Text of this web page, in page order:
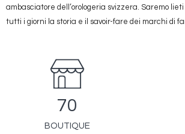
ambasciatore dell’orologeria svizzera. Saremo
tutti i giorni la storia e il savoir-fare dei marchi di
70
BOUTIQUE